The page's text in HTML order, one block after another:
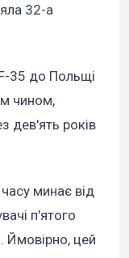
32-а
35 до Польщі
чином,
дев'ять років
минає від
п'ятого
Ймовірно, цей